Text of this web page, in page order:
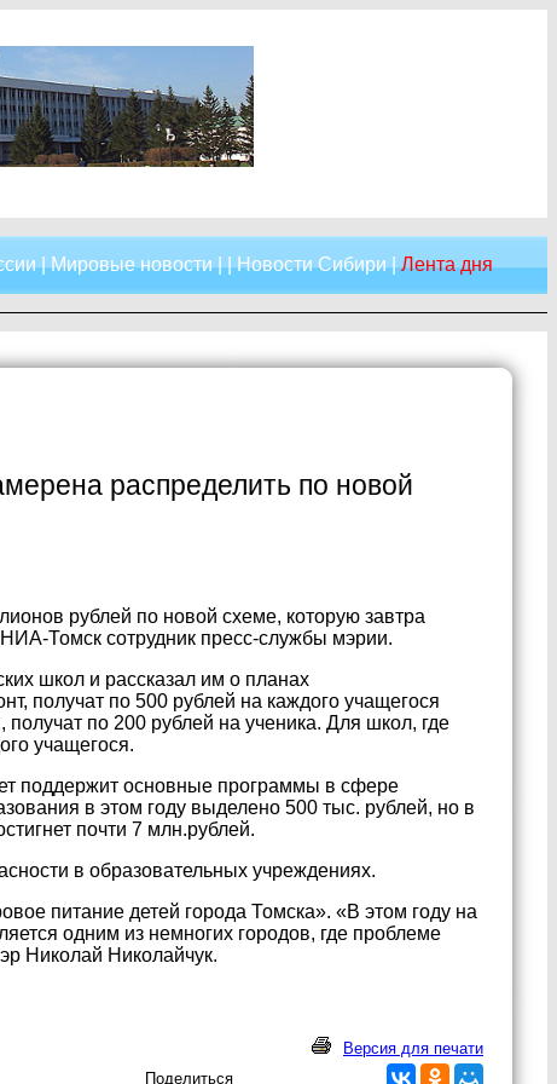
|Мировые новости| |Новости Сибири|Лента дня
распределить по новой
рублей по новой схеме, которую завтра
Томск сотрудник пресс-службы мэрии.
школ и рассказал им о планах
получат по 500 рублей на каждого учащегося
по 200 рублей на ученика. Для школ, где
учащегося.
поддержит основные программы в сфере
в этом году выделено 500 тыс. рублей, но в
почти 7 млн.рублей.
в образовательных учреждениях.
питание детей города Томска». «В этом году на
одним из немногих городов, где проблеме
Николай Николайчук.
Версия для печати
Поделиться